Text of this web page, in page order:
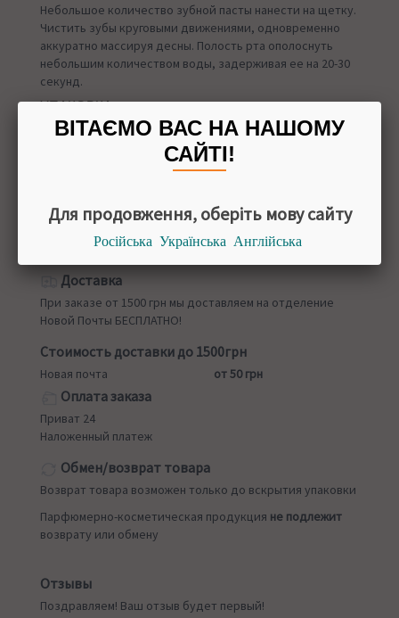
Небольшое количество зубной пасты нанести на щетку.
Чистить зубы круговыми движениями, одновременно
аккуратно массируя десны. Полость рта ополоснуть
небольшим количеством воды, задерживая ее на 20-30
секунд.
УПАКОВКА
75 мл
Доставка
При заказе от 1500 грн мы доставляем на отделение
Новой Почты БЕСПЛАТНО!
Стоимость доставки до 1500грн
Новая почта от 50 грн
Оплата заказа
Приват 24
Наложенный платеж
Обмен/возврат товара
Возврат товара возможен только до вскрытия упаковки
Парфюмерно-косметическая продукция не подлежит
возврату или обмену
Отзывы
Поздравляем! Ваш отзыв будет первый!
ВІТАЄМО ВАС НА НАШОМУ
САЙТІ!
Для продовження, оберіть мову сайту
Російська Українська Англійська